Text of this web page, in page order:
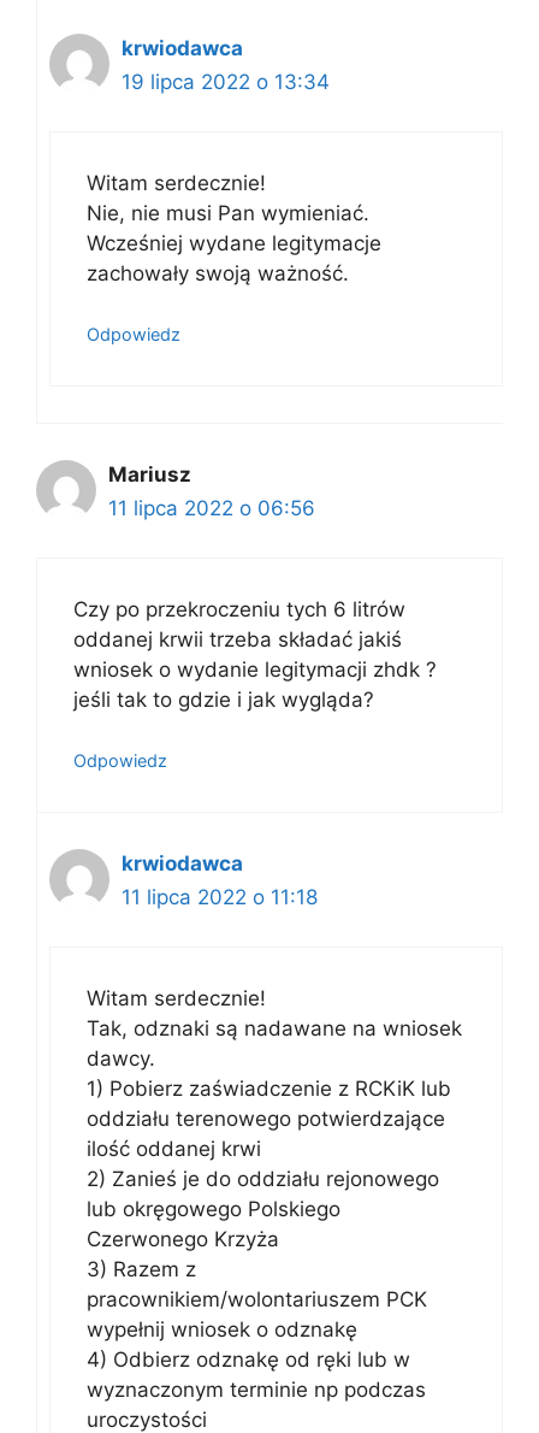
krwiodawca
19 lipca 2022 o 13:34
Witam serdecznie!
Nie, nie musi Pan wymieniać.
Wcześniej wydane legitymacje
zachowały swoją ważność.
Odpowiedz
Mariusz
11 lipca 2022 o 06:56
Czy po przekroczeniu tych 6 litrów
oddanej krwii trzeba składać jakiś
wniosek o wydanie legitymacji zhdk ?
jeśli tak to gdzie i jak wygląda?
Odpowiedz
krwiodawca
11 lipca 2022 o 11:18
Witam serdecznie!
Tak, odznaki są nadawane na wniosek
dawcy.
1) Pobierz zaświadczenie z RCKiK lub
oddziału terenowego potwierdzające
ilość oddanej krwi
2) Zanieś je do oddziału rejonowego
lub okręgowego Polskiego
Czerwonego Krzyża
3) Razem z
pracownikiem/wolontariuszem PCK
wypełnij wniosek o odznakę
4) Odbierz odznakę od ręki lub w
wyznaczonym terminie np podczas
uroczystości